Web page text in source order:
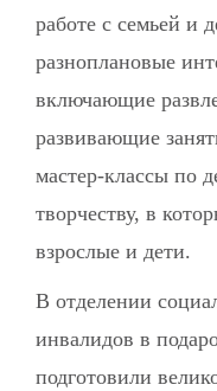
работе с семьей и
разноплановые
включающие
развивающие
мастер-классы по
творчеству, в
взрослые и дети.
В отделении
инвалидов в
подготовили